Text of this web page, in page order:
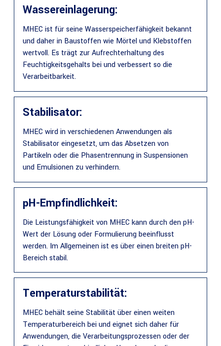
Wassereinlagerung:
MHEC ist für seine Wasserspeicherfähigkeit bekannt
und daher in Baustoffen wie Mörtel und Klebstoffen
wertvoll. Es trägt zur Aufrechterhaltung des
Feuchtigkeitsgehalts bei und verbessert so die
Verarbeitbarkeit.
Stabilisator:
MHEC wird in verschiedenen Anwendungen als
Stabilisator eingesetzt, um das Absetzen von
Partikeln oder die Phasentrennung in Suspensionen
und Emulsionen zu verhindern.
pH-Empfindlichkeit:
Die Leistungsfähigkeit von MHEC kann durch den pH-
Wert der Lösung oder Formulierung beeinflusst
werden. Im Allgemeinen ist es über einen breiten pH-
Bereich stabil.
Temperaturstabilität:
MHEC behält seine Stabilität über einen weiten
Temperaturbereich bei und eignet sich daher für
Anwendungen, die Verarbeitungsprozessen oder der